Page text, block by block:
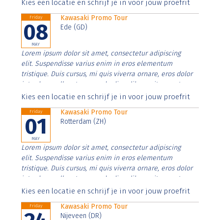
Kies een locatie en schrijf je in voor jouw proefrit
Friday
08
MAY
Kawasaki Promo Tour
Ede (GD)
Lorem ipsum dolor sit amet, consectetur adipiscing
elit. Suspendisse varius enim in eros elementum
tristique. Duis cursus, mi quis viverra ornare, eros dolor
interdum nulla, ut commodo diam libero vitae erat.
Aenean faucibus nibh et justo cursus id rutrum lorem
Kies een locatie en schrijf je in voor jouw proefrit
Friday
01
MAY
Kawasaki Promo Tour
Rotterdam (ZH)
Lorem ipsum dolor sit amet, consectetur adipiscing
elit. Suspendisse varius enim in eros elementum
tristique. Duis cursus, mi quis viverra ornare, eros dolor
interdum nulla, ut commodo diam libero vitae erat.
Aenean faucibus nibh et justo cursus id rutrum lorem
Kies een locatie en schrijf je in voor jouw proefrit
Friday
Kawasaki Promo Tour
Nijeveen (DR)